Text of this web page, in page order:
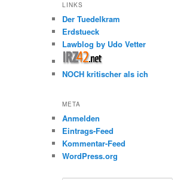
LINKS
Der Tuedelkram
Erdstueck
Lawblog by Udo Vetter
NOCH kritischer als ich
META
Anmelden
Eintrags-Feed
Kommentar-Feed
WordPress.org